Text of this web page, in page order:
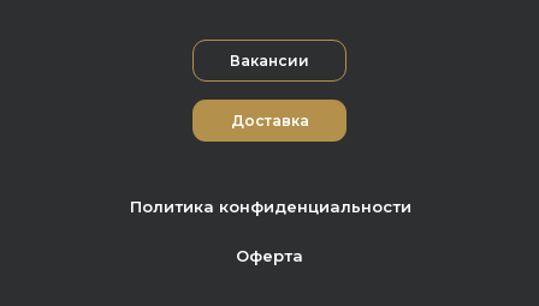
Политика конфиденциальности
Оферта
Доставка
Вакансии